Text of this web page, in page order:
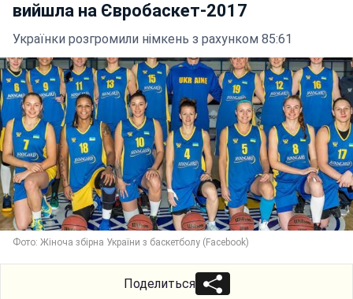
вийшла на Євробаскет-2017
Українки розгромили німкень з рахунком 85:61
Фото: Жіноча збірна України з баскетболу (Facebook)
Поделиться